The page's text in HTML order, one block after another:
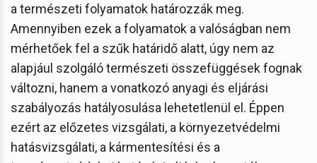
a természeti folyamatok határozzák meg.
Amennyiben ezek a folyamatok a valóságban nem
mérhetőek fel a szűk határidő alatt, úgy nem az
alapjául szolgáló természeti összefüggések fognak
változni, hanem a vonatkozó anyagi és eljárási
szabályozás hatályosulása lehetetlenül el. Éppen
ezért az előzetes vizsgálati, a környezetvédelmi
hatásvizsgálati, a kármentesítési és a